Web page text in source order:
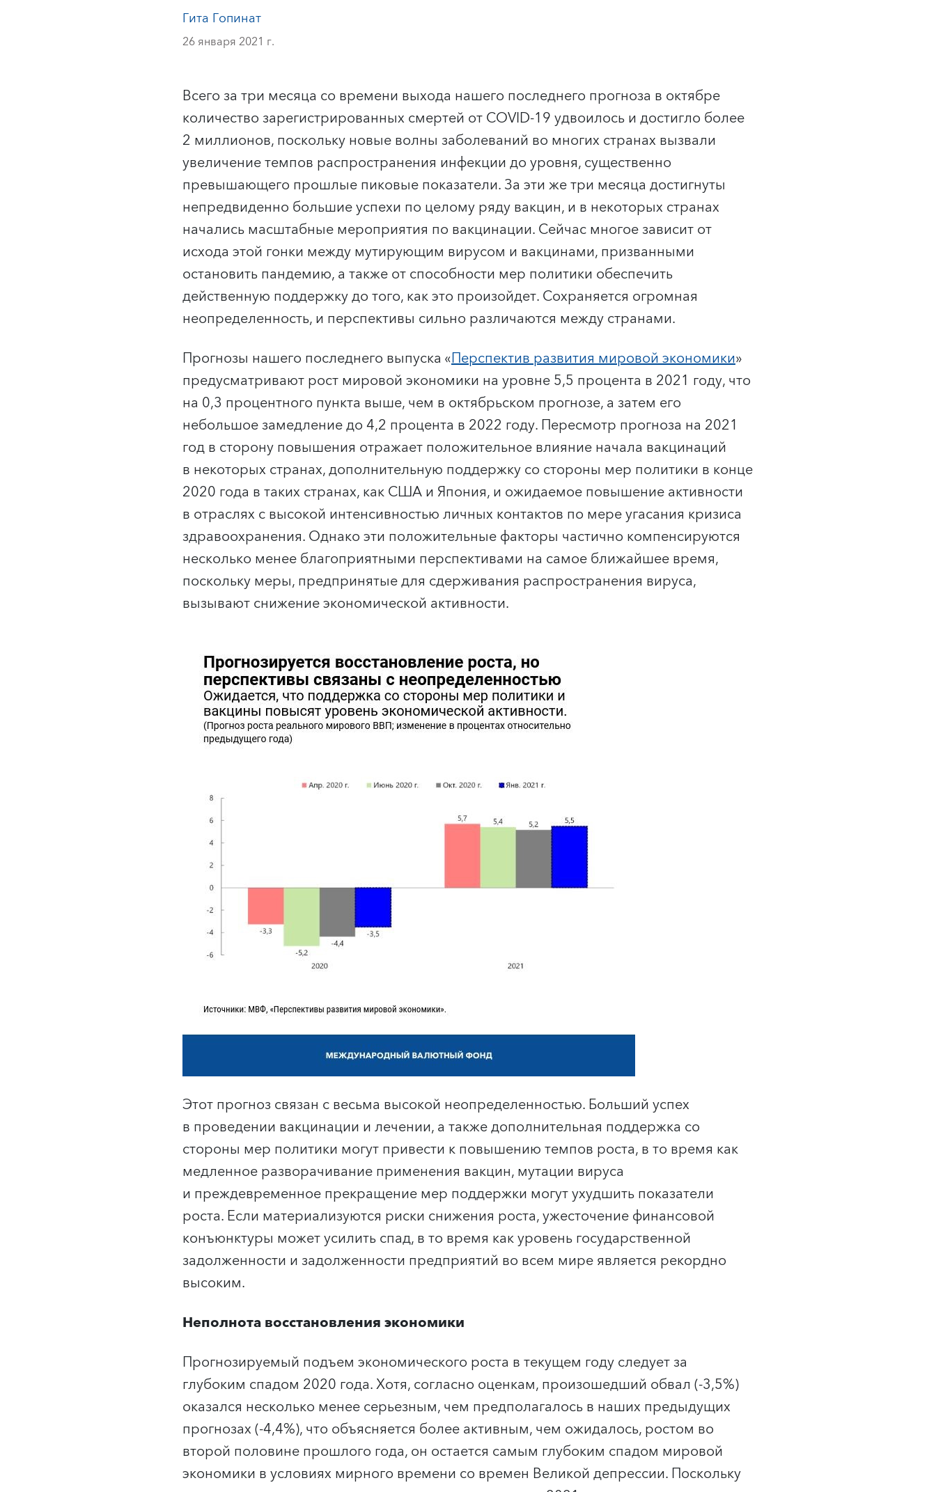
Гита Гопинат
26 января 2021 г.
Всего за три месяца со времени выхода нашего последнего прогноза в октябре
количество зарегистрированных смертей от COVID-19 удвоилось и достигло более
2 миллионов, поскольку новые волны заболеваний во многих странах вызвали
увеличение темпов распространения инфекции до уровня, существенно
превышающего прошлые пиковые показатели. За эти же три месяца достигнуты
непредвиденно большие успехи по целому ряду вакцин, и в некоторых странах
начались масштабные мероприятия по вакцинации. Сейчас многое зависит от
исхода этой гонки между мутирующим вирусом и вакцинами, призванными
остановить пандемию, а также от способности мер политики обеспечить
действенную поддержку до того, как это произойдет. Сохраняется огромная
неопределенность, и перспективы сильно различаются между странами.
Прогнозы нашего последнего выпуска «Перспектив развития мировой экономики»
предусматривают рост мировой экономики на уровне 5,5 процента в 2021 году, что
на 0,3 процентного пункта выше, чем в октябрьском прогнозе, а затем его
небольшое замедление до 4,2 процента в 2022 году. Пересмотр прогноза на 2021
год в сторону повышения отражает положительное влияние начала вакцинаций
в некоторых странах, дополнительную поддержку со стороны мер политики в конце
2020 года в таких странах, как США и Япония, и ожидаемое повышение активности
в отраслях с высокой интенсивностью личных контактов по мере угасания кризиса
здравоохранения. Однако эти положительные факторы частично компенсируются
несколько менее благоприятными перспективами на самое ближайшее время,
поскольку меры, предпринятые для сдерживания распространения вируса,
вызывают снижение экономической активности.
Этот прогноз связан с весьма высокой неопределенностью. Больший успех
в проведении вакцинации и лечении, а также дополнительная поддержка со
стороны мер политики могут привести к повышению темпов роста, в то время как
медленное разворачивание применения вакцин, мутации вируса
и преждевременное прекращение мер поддержки могут ухудшить показатели
роста. Если материализуются риски снижения роста, ужесточение финансовой
конъюнктуры может усилить спад, в то время как уровень государственной
задолженности и задолженности предприятий во всем мире является рекордно
высоким.
Неполнота восстановления экономики
Прогнозируемый подъем экономического роста в текущем году следует за
глубоким спадом 2020 года. Хотя, согласно оценкам, произошедший обвал (-3,5%)
оказался несколько менее серьезным, чем предполагалось в наших предыдущих
прогнозах (-4,4%), что объясняется более активным, чем ожидалось, ростом во
второй половине прошлого года, он остается самым глубоким спадом мировой
экономики в условиях мирного времени со времен Великой депрессии. Поскольку